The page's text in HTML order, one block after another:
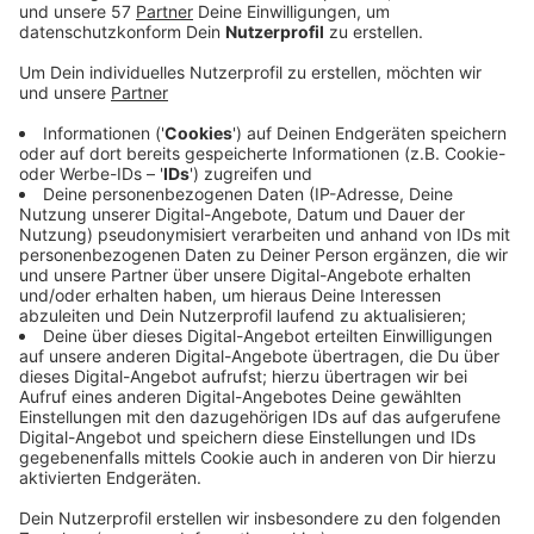
Auto unterwegs ist, soll das Kreuz möglichst
Großräumige Umleitungen sind mit
orangefarbenen Pfeilen ausgeschildert. Der
Fernverkehr auf der A1 mit Fahrtziel Düsseldorf/
Neuss wird bereits ab Wuppertal-Nord weiter über
die A1 und ab dem Kreuz Leverkusen über die A3
umgeleitet. Der Verkehr auf der A46 mit diesen
Fahrtzielen fährt ab dem Kreuz Hilden über die A3
(Fahrtrichtung Oberhausen) sowie ab dem Kreuz
Ratingen-Ost über die A44 und schließlich im Kreuz
Meerbusch auf die A57 (Richtung Neuss).
Verkehrsteilnehmer, die aus Neuss/Düsseldorf
kommen und Wuppertal bzw. das Ruhrgebiet als
Ziel haben, werden ab dem Dreieck Düsseldorf-Süd
über die A59, A542 und A3 zum Kreuz Hilden